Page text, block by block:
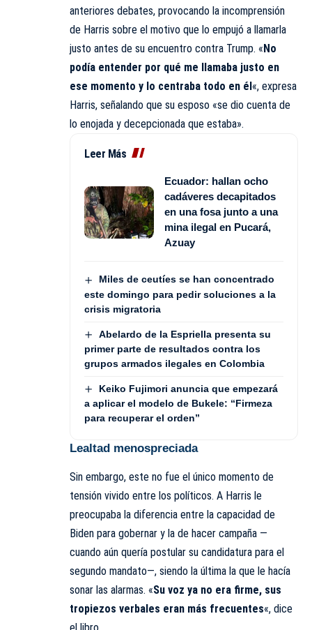
anteriores debates, provocando la incomprensión
de Harris sobre el motivo que lo empujó a llamarla
justo antes de su encuentro contra Trump. « No
podía entender por qué me llamaba justo en
ese momento y lo centraba todo en él «, expresa
Harris, señalando que su esposo «se dio cuenta de
lo enojada y decepcionada que estaba».
Leer Más
Ecuador: hallan ocho
cadáveres decapitados
en una fosa junto a una
mina ilegal en Pucará,
Azuay
Miles de ceutíes se han concentrado
este domingo para pedir soluciones a la
crisis migratoria
Abelardo de la Espriella presenta su
primer parte de resultados contra los
grupos armados ilegales en Colombia
Keiko Fujimori anuncia que empezará
a aplicar el modelo de Bukele: “Firmeza
para recuperar el orden”
Lealtad menospreciada
Sin embargo, este no fue el único momento de
tensión vivido entre los políticos. A Harris le
preocupaba la diferencia entre la capacidad de
Biden para gobernar y la de hacer campaña —
cuando aún quería postular su candidatura para el
segundo mandato—, siendo la última la que le hacía
sonar las alarmas. «Su voz ya no era firme, sus
tropiezos verbales eran más frecuentes«, dice
el libro.